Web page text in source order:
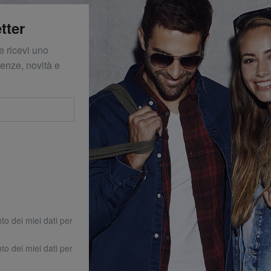
ricevi uno
novità e
dei miei dati per
dei miei dati per